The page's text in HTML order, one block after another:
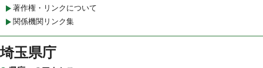
著作権・リンクについて
関係機関リンク集
埼玉県庁